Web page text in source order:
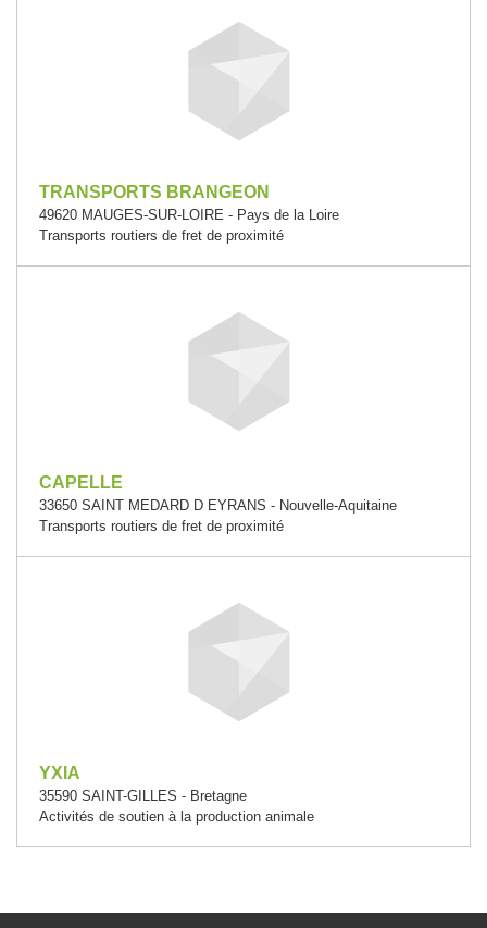
TRANSPORTS BRANGEON
49620 MAUGES-SUR-LOIRE - Pays de la Loire
Transports routiers de fret de proximité
CAPELLE
33650 SAINT MEDARD D EYRANS - Nouvelle-Aquitaine
Transports routiers de fret de proximité
YXIA
35590 SAINT-GILLES - Bretagne
Activités de soutien à la production animale